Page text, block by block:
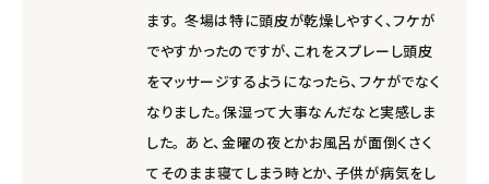
ます。 冬場は特に頭皮が乾燥しやすく、フケが
でやすかったのですが、これをスプレーし頭皮
をマッサージするようになったら、フケがでなく
なりました。保湿って大事なんだなと実感しま
した。 あと、金曜の夜とかお風呂が面倒くさく
てそのまま寝てしまう時とか、子供が病気をし